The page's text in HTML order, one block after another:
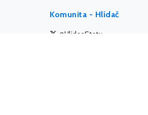
Komunita - Hlídač
@HlidacStatu